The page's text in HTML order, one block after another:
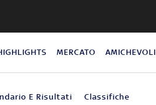
MERCATO AMICHEVOLI
E Risultati Classifiche